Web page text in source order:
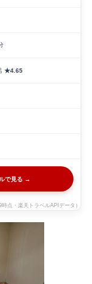
★4.65
で見る →
時点・楽天トラベルAPIデータ）